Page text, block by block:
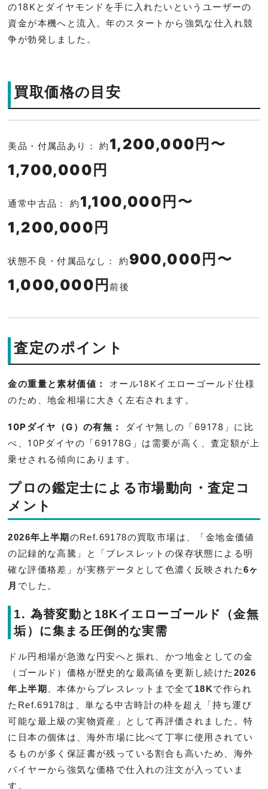
の18Kとダイヤモンドを手に入れたいというユーザーの
資金が本機へと流入。年のスタートから強気な仕入れ競
争が勃発しました。
買取価格の目安
美品・付属品あり： 約 1,200,000円〜
1,700,000円
通常中古品： 約 1,100,000円〜
1,200,000円
状態不良・付属品なし： 約 900,000円〜
1,000,000円前後
査定のポイント
金の重量と素材価値：
オール18Kイエローゴールド仕様
のため、地金相場に大きく左右されます。
10Pダイヤ（G）の有無：
ダイヤ無しの「69178」に比
べ、10Pダイヤの「69178G」は需要が高く、査定額が上
乗せされる傾向にあります。
プロの鑑定士による市場動向・査定コ
メント
2026年上半期 のRef.69178の買取市場は、「金地金価値
の記録的な高騰」と「ブレスレットの保存状態による明
確な評価格差」が実務データとして色濃く反映された6ヶ
月 でした。
1. 為替変動と18Kイエローゴールド（金無
垢）に集まる圧倒的な実需
ドル円相場が急激な円安へと振れ、かつ地金としての金
（ゴールド）価格が歴史的な最高値を更新し続けた 2026
年上半期
、本体からブレスレットまで全て 18Kで作られ
たRef.69178は、単なる中古時計の枠を超え「持ち運び
可能な最上級の実物資産」として再評価されました。特
に日本の個体は、海外市場に比べて丁寧に使用されてい
るものが多く保証書が残っている割合も高いため、海外
バイヤーから強気な価格で仕入れの注文が入っていま
す。